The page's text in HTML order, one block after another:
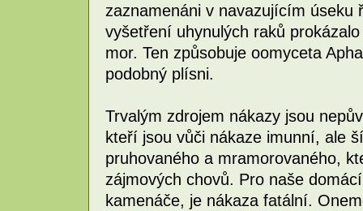
zaznamenáni v navazujícím
vyšetření uhynulých raků
mor. Ten způsobuje oomyceta
podobný plísni.
Trvalým zdrojem nákazy jsou
kteří jsou vůči nákaze imunní, ale
pruhovaného a mramorovaného,
zájmových chovů. Pro naše
kamenáče, je nákaza fatální.